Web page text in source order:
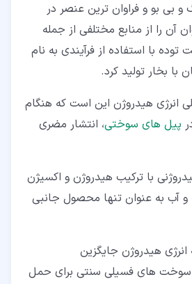
بی بو و فراوان ترین عنصر در
را از منابع مختلفی از جمله
با استفاده از فرآیندی به نام
با بخار تولید کرد.
انرژی هیدروژن این است که هنگام
پیل های سوختی، انتشار مضری
با ترکیب هیدروژن و اکسیژن
و آب به عنوان تنها محصول جانبی
هیدروژن جایگزین
سوخت های فسیلی سنتی برای حمل